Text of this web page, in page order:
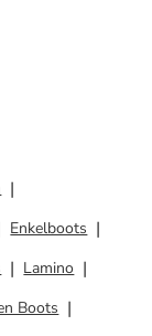
Enkelboots
Lamino
Boots